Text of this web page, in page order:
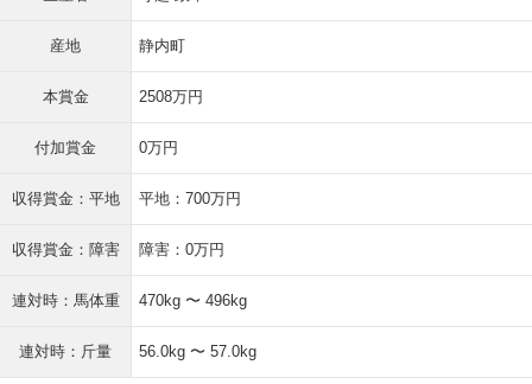
産地 静内町
本賞金 2508万円
付加賞金 0万円
収得賞金：平地 平地：700万円
収得賞金：障害 障害：0万円
連対時：馬体重 470kg 〜 496kg
連対時：斤量 56.0kg 〜 57.0kg